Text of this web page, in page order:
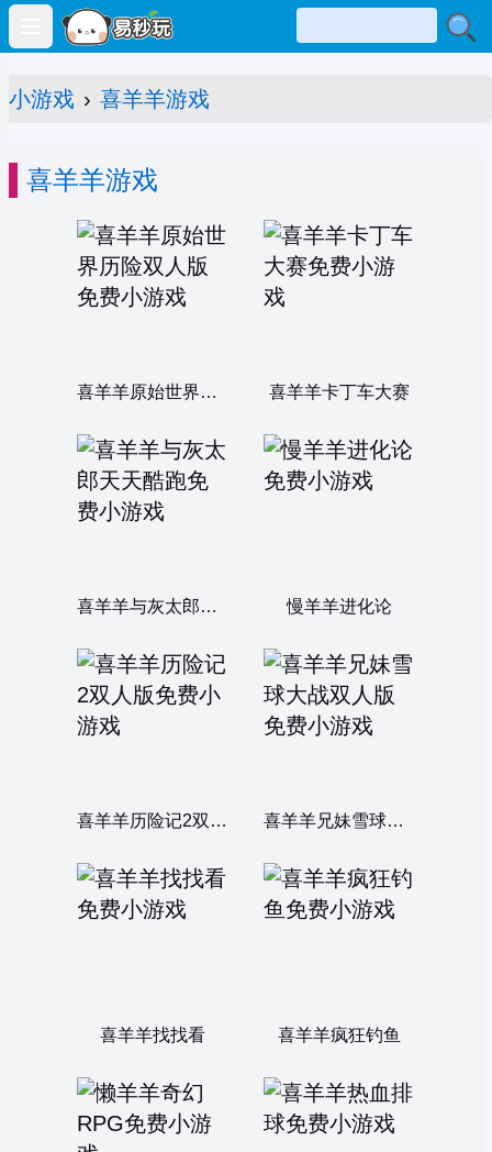
Open main menu
小游戏 › 喜羊羊游戏
喜羊羊游戏
喜羊羊原始世界历险双人版 喜羊羊卡丁车大赛
喜羊羊与灰太郎天天酷跑 慢羊羊进化论
喜羊羊历险记2双人版 喜羊羊兄妹雪球大战双人版
喜羊羊找找看 喜羊羊疯狂钓鱼